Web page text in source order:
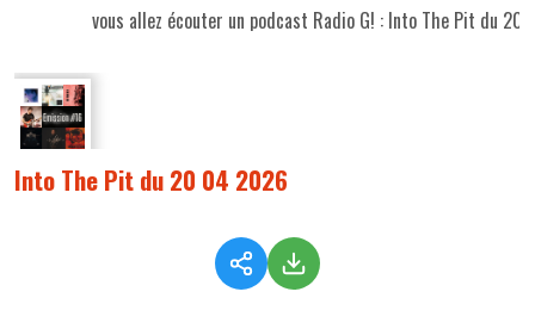
vous allez écouter un podcast Radio G! : Into The Pit du 20
Into The Pit du 20 04 2026